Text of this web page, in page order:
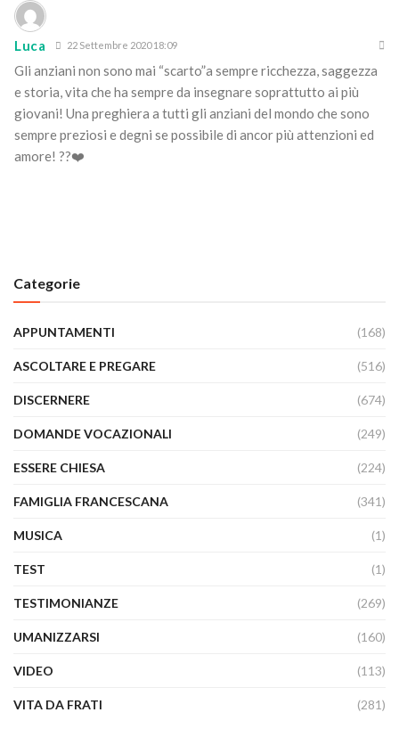
Luca 22 Settembre 2020 18:09
Gli anziani non sono mai “scarto”a sempre ricchezza, saggezza
e storia, vita che ha sempre da insegnare soprattutto ai più
giovani! Una preghiera a tutti gli anziani del mondo che sono
sempre preziosi e degni se possibile di ancor più attenzioni ed
amore! ??❤️
Categorie
APPUNTAMENTI (168)
ASCOLTARE E PREGARE (516)
DISCERNERE (674)
DOMANDE VOCAZIONALI (249)
ESSERE CHIESA (224)
FAMIGLIA FRANCESCANA (341)
MUSICA (1)
TEST (1)
TESTIMONIANZE (269)
UMANIZZARSI (160)
VIDEO (113)
VITA DA FRATI (281)